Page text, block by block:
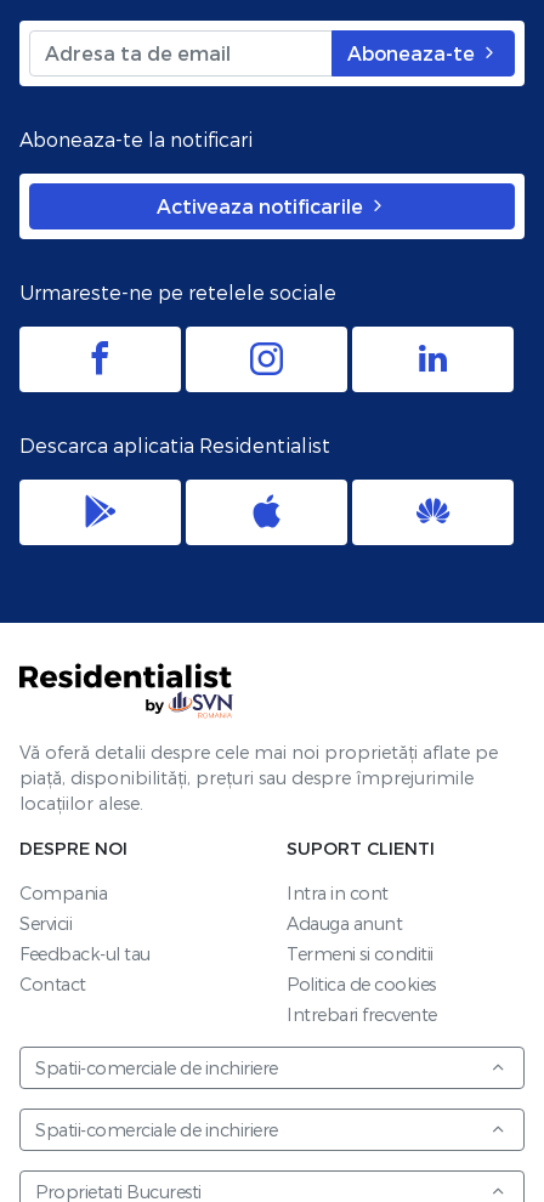
Aboneaza-te
Aboneaza-te la notificari
Activeaza notificarile
Urmareste-ne pe retelele sociale
Descarca aplicatia Residentialist
Vă oferă detalii despre cele mai noi proprietăți aflate pe
piață, disponibilități, prețuri sau despre împrejurimile
locațiilor alese.
DESPRE NOI
Compania
Servicii
Feedback-ul tau
Contact
SUPORT CLIENTI
Intra in cont
Adauga anunt
Termeni si conditii
Politica de cookies
Intrebari frecvente
Spatii-comerciale de inchiriere
Spatii-comerciale de inchiriere
Proprietati Bucuresti